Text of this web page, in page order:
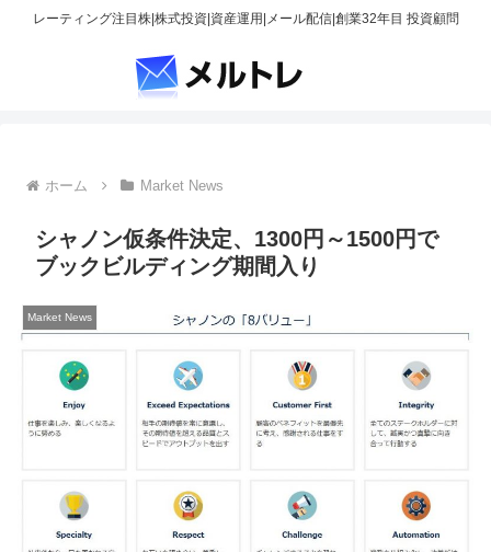
レーティング注目株|株式投資|資産運用|メール配信|創業32年目 投資顧問
ホーム Market News
シャノン仮条件決定、1300円～1500円で
ブックビルディング期間入り
Market News